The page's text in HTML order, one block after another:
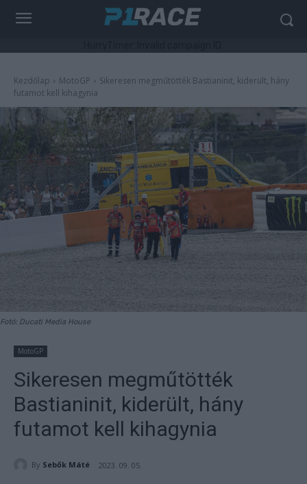
Kezdőlap MotoGP
Sikeresen megműtötték Bastianinit, kiderült, hány
futamot kell kihagynia
Fotó: Ducati Media House
MotoGP
Sikeresen megműtötték
Bastianinit, kiderült, hány
futamot kell kihagynia
By Sebők Máté 2023. 09. 05.